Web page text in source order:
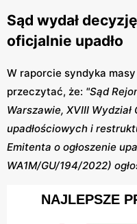
Sąd wydał
oficjalnie upadło
W raporcie syndyka masy
przeczytać, że: "Sąd
Warszawie, XVIII
upadłościowych i
Emitenta o ogłoszenie
WA1M/GU/194/2022)